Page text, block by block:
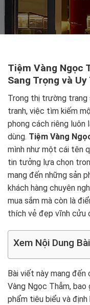
Tiệm Vàng Ngọc
Sang Trọng và Uy
Trong thị trường trang
tranh, việc tìm kiếm
phong cách riêng luôn
dùng. Tiệm Vàng
mình như một cái tên
tin tưởng lựa chọn
mang đến những sản
khách hàng chuyên
mua sắm mà còn là
thích vẻ đẹp vĩnh cửu
Xem Nội Dung
Bài viết này mang
Vàng Ngọc Thẫm,
phẩm tiêu biểu và